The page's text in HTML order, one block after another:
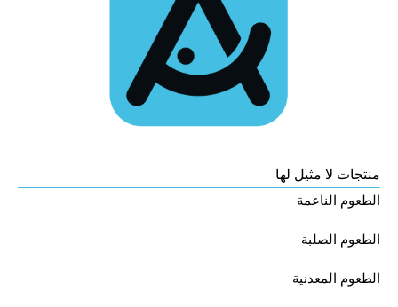
منتجات لا مثيل لها
الطعوم الناعمة
الطعوم الصلبة
الطعوم المعدنية